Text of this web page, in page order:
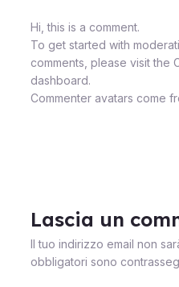
Hi, this is a comment.
To get started with
comments, please visit the
dashboard.
Commenter avatars come
Lascia un
Il tuo indirizzo email non
obbligatori sono